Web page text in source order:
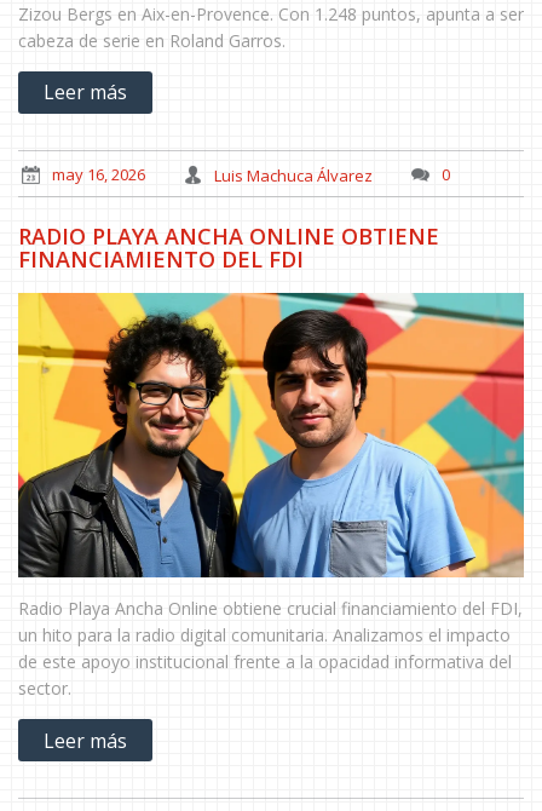
Zizou Bergs en Aix-en-Provence. Con 1.248 puntos, apunta a ser
cabeza de serie en Roland Garros.
Leer más
may 16, 2026 Luis Machuca Álvarez 0
RADIO PLAYA ANCHA ONLINE OBTIENE
FINANCIAMIENTO DEL FDI
Radio Playa Ancha Online obtiene crucial financiamiento del FDI,
un hito para la radio digital comunitaria. Analizamos el impacto
de este apoyo institucional frente a la opacidad informativa del
sector.
Leer más